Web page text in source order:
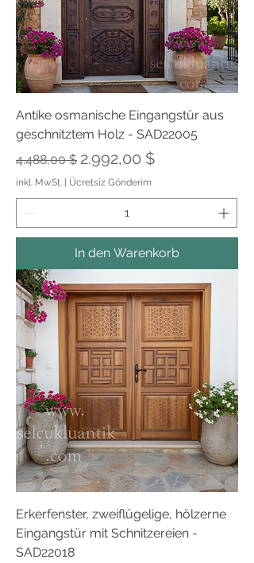
Antike osmanische Eingangstür aus
geschnitztem Holz - SAD22005
Standardpreis
4.488,00 $ Sale-Preis
2.992,00 $
inkl. MwSt. | Ücretsiz Gönderim
In den Warenkorb
Erkerfenster, zweiflügelige, hölzerne
Eingangstür mit Schnitzereien -
SAD22018